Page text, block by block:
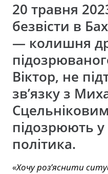
20 травня
безвісти в
— колишня
Віктор, не
зв’язку з
підозрюють у
політика.
«Хочу роз’яснити